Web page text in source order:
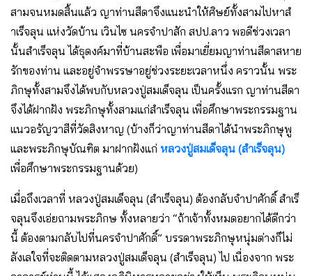
สามจนหมดสิ้นแล้ว ญาท่านสีดาจึงแนะนําให้ศิษย์ทั้งสามไปหาสํ
าเร็จลุน แห่งวัดบ้าน เวินไซ นครจำปาสัก สปป.ลาว พอดีช่วงเวลา
นั้นสําเร็จลุน ได้ธุดงค์มาที่บ้านสะพือ เพื่อมาเยี่ยมญาท่านสีดาสหาย
รักของท่าน และอยู่จําพรรษาอยู่ช่วงระยะเวลาหนึ่ง คราวนั้น พระ
ภิกษุทั้งสามจึงได้พบกับหลวงปู่สมเด็จลุน เป็นครั้งแรก ญาท่านสีดา
จึงได้ฝากฝัง พระภิกษุทั้งสามแก่สําเร็จลุน เพื่อศึกษาพระกรรมฐาน
แนวอรัญวาสีที่วัดสิงหาญ (บ้างก็ว่าญาท่านสีดาได้นําพระภิกษุพู
และพระภิกษุบัณฑิต มาฝากฝังแก่ หลวงปู่สมเด็จลุน (สําเร็จลุน)
เพื่อศึกษาพระกรรมฐานด้วย)
เมื่อถึงเวลาที่ หลวงปู่สมเด็จลุน (สําเร็จลุน) ต้องกลับจําปาศักดิ์ สําเร็
จลุนจึงเอ่ยถามพระภิกษ ทั้งหลายว่า “ถ้าเจ้าทั้งหมดอยากได้ดีกว่า
นี้ ต้องตามกลับไปที่นครจําปาศักดิ์” บรรดาพระภิกษุหนุ่มต่างก็ไม่
ลังเลใจที่จะติดตามหลวงปู่สมเด็จลุน (สําเร็จลุน) ไป เนื่องจาก พระ